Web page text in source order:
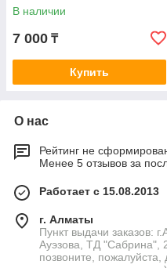
В наличии
7 000 ₸
Купить
О нас
Рейтинг не
Менее 5 отзывов за
Работает с 15.08.2013
г. Алматы
Пункт выдачи заказов:
Ауэзова, ТД "Сабрина",
позвоните,